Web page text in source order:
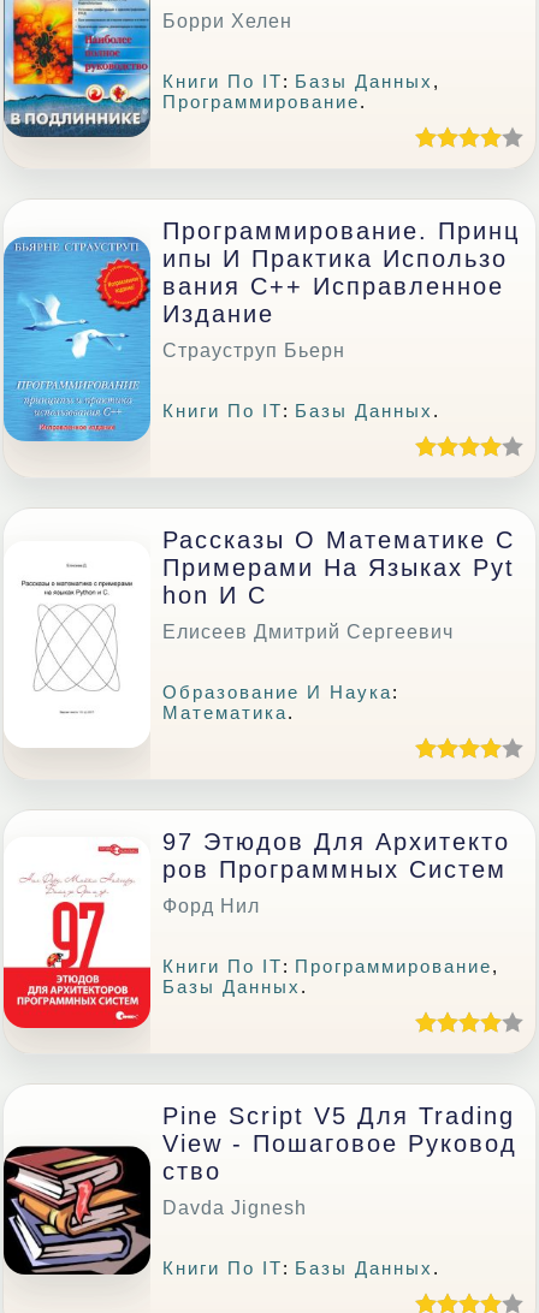
Борри Хелен
Книги По IT: Базы Данных ,
Программирование.
Программирование. Принц
Ипы И Практика Использо
Вания C++ Исправленное
Издание
Страуструп Бьерн
Книги По IT: Базы Данных .
Рассказы О Математике С
Примерами На Языках Pyt
Hon И C
Елисеев Дмитрий Сергеевич
Образование И Наука:
Математика.
97 Этюдов Для Архитекто
Ров Программных Систем
Форд Нил
Книги По IT: Программирование,
Базы Данных .
Pine Script V5 Для Trading
View - Пошаговое Руковод
Ство
Davda Jignesh
Книги По IT: Базы Данных .